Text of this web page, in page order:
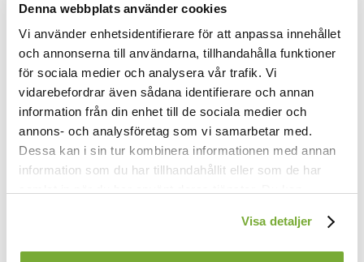
Denna webbplats använder cookies
Vi använder enhetsidentifierare för att anpassa innehållet
och annonserna till användarna, tillhandahålla funktioner
för sociala medier och analysera vår trafik. Vi
vidarebefordrar även sådana identifierare och annan
information från din enhet till de sociala medier och
annons- och analysföretag som vi samarbetar med.
Dessa kan i sin tur kombinera informationen med annan
information som du har tillhandahållit eller som de har
-länken i nedre delen
Visa detaljer
2.
Den mörka natten är förbi,
från snö har jorden blivit fri,
ej frost och is den täcker.
Guds sköna sol nu lyser klar
och allt som dött och fruset var
till liv den åter väcker.
Gud ske pris,
som så vis,